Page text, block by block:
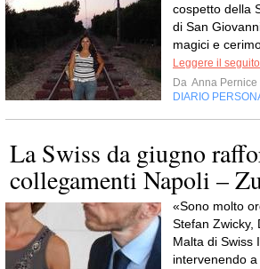
cospetto della
di San
magici e
Leggere il seguito
Da Anna Pernice
DIARIO
La Swiss da giugno
collegamenti Napoli –
«Sono molto
Stefan Zwicky,
Malta di Swiss
intervenendo a